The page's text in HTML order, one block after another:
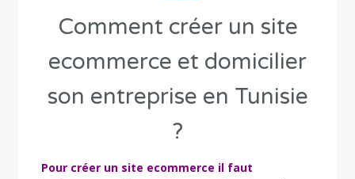
Comment créer un site
ecommerce et domicilier
son entreprise en Tunisie
?
Pour créer un site ecommerce il faut